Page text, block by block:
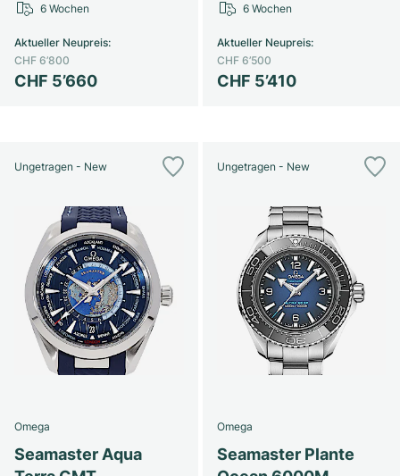
CHF 5’660
Aktueller Neupreis:
CHF 6’800
6 Wochen
CHF 5’410
Aktueller Neupreis:
CHF 6’500
6 Wochen
Ungetragen - New
Omega
Seamaster Aqua
Ungetragen - New
Omega
Seamaster Plante